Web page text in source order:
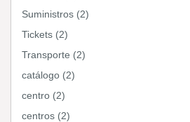
Suministros (2)
Tickets (2)
Transporte (2)
catálogo (2)
centro (2)
centros (2)